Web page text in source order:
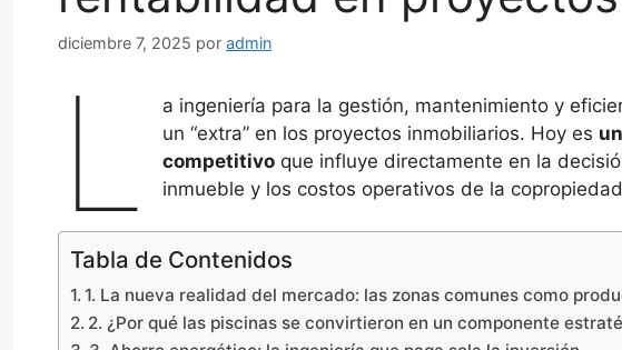
diciembre 7, 2025 por admin
L
a ingeniería para la gestión, mantenimiento y
un “extra” en los proyectos inmobiliarios. Hoy es
competitivo que influye directamente en la
inmueble y los costos operativos de la
Tabla de Contenidos
1. La nueva realidad del mercado: las zonas comunes como
2. ¿Por qué las piscinas se convirtieron en un componente